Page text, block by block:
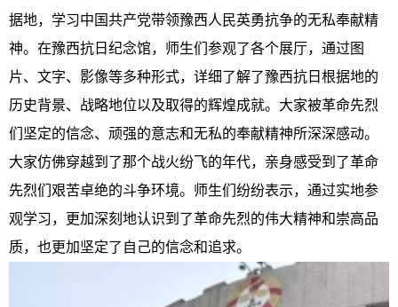
据地，学习中国共产党带领豫西人民英勇抗争的无私奉献精
神。 在豫西抗日纪念馆，师生们参观了各个展厅，通过图
片、文字、影像等多种形式，详细了解了豫西抗日根据地的
历史背景、战略地位以及取得的辉煌成就。大家被革命先烈
们坚定的信念、顽强的意志和无私的奉献精神所深深感动。
大家仿佛穿越到了那个战火纷飞的年代，亲身感受到了革命
先烈们艰苦卓绝的斗争环境。师生们纷纷表示，通过实地参
观学习，更加深刻地认识到了革命先烈的伟大精神和崇高品
质，也更加坚定了自己的信念和追求。